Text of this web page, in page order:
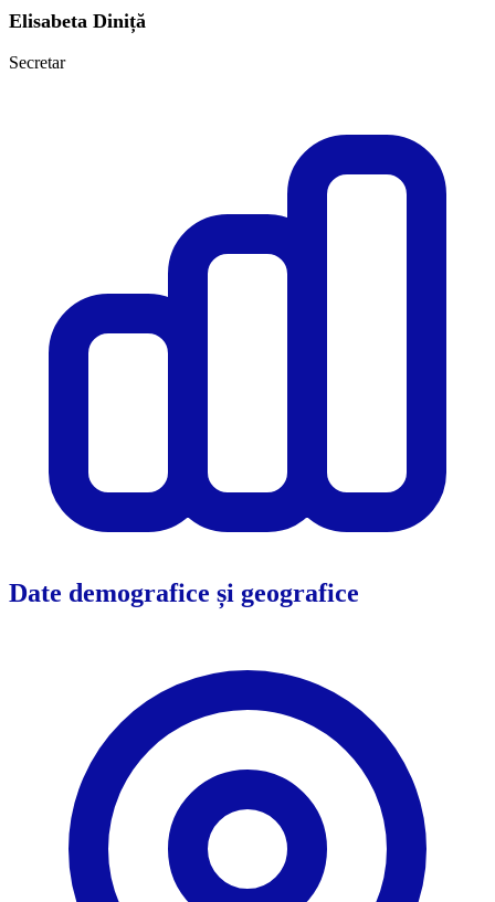
Elisabeta Diniță
Secretar
Date demografice și geografice